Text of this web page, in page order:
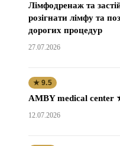
Лімфодренаж та
розігнати лімфу та
дорогих процедур
27.07.2026
★ 9.5
AMBY medical center
12.07.2026